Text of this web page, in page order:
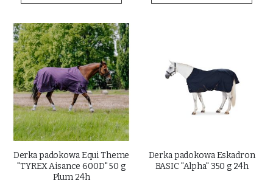
Derka padokowa Equi Theme
"TYREX Aisance 600D" 50 g
Plum 24h
Derka padokowa Eskadron
BASIC "Alpha" 350 g 24h